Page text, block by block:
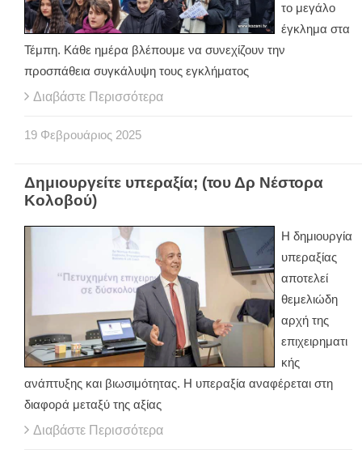
το μεγάλο
έγκλημα στα
Τέμπη. Κάθε ημέρα βλέπουμε να συνεχίζουν την
προσπάθεια συγκάλυψη τους εγκλήματος
Διαβάστε Περισσότερα
19 Φεβρουάριος 2025
Δημιουργείτε υπεραξία; (του Δρ Νέστορα
Κολοβού)
Η δημιουργία
υπεραξίας
αποτελεί
θεμελιώδη
αρχή της
επιχειρηματι
κής
ανάπτυξης και βιωσιμότητας. Η υπεραξία αναφέρεται στη
διαφορά μεταξύ της αξίας
Διαβάστε Περισσότερα